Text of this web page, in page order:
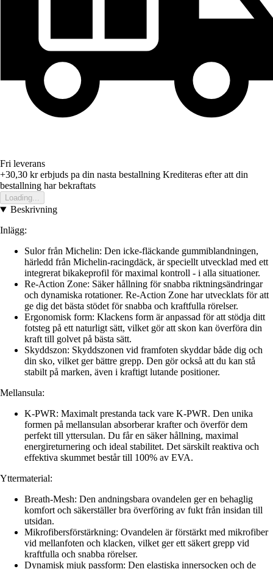
Fri leverans
+30,30 krerbjuds pa din nasta bestallning Krediteras efter att din
bestallning har bekraftats
Loading...
Beskrivning
Inlägg:
Sulor från Michelin: Den icke-fläckande gummiblandningen,
härledd från Michelin-racingdäck, är speciellt utvecklad med ett
integrerat bikakeprofil för maximal kontroll - i alla situationer.
Re-Action Zone: Säker hållning för snabba riktningsändringar
och dynamiska rotationer. Re-Action Zone har utvecklats för att
ge dig det bästa stödet för snabba och kraftfulla rörelser.
Ergonomisk form: Klackens form är anpassad för att stödja ditt
fotsteg på ett naturligt sätt, vilket gör att skon kan överföra din
kraft till golvet på bästa sätt.
Skyddszon: Skyddszonen vid framfoten skyddar både dig och
din sko, vilket ger bättre grepp. Den gör också att du kan stå
stabilt på marken, även i kraftigt lutande positioner.
Mellansula:
K-PWR: Maximalt prestanda tack vare K-PWR. Den unika
formen på mellansulan absorberar krafter och överför dem
perfekt till yttersulan. Du får en säker hållning, maximal
energireturnering och ideal stabilitet. Det särskilt reaktiva och
effektiva skummet består till 100% av EVA.
Yttermaterial:
Breath-Mesh: Den andningsbara ovandelen ger en behaglig
komfort och säkerställer bra överföring av fukt från insidan till
utsidan.
Mikrofibersförstärkning: Ovandelen är förstärkt med mikrofiber
vid mellanfoten och klacken, vilket ger ett säkert grepp vid
kraftfulla och snabba rörelser.
Dynamisk mjuk passform: Den elastiska innersocken och de